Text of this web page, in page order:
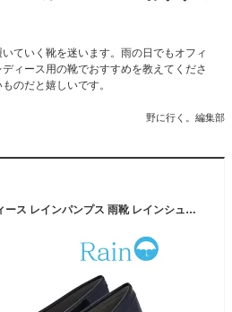
ていく靴を迷います。雨の日でもオフィ
ィース用の靴でおすすめを教えてくださ
のだと嬉しいです。
野に行く。編集部
【14%OFF】 パンプス レディース レインパンプス 雨靴 レインシューズ 晴雨兼用 ローファー RECONTI 22.5 23 23.5 24 24.5 雨の日 パンプス ウェッジソール オフィス 通勤 通学 学生 カジュアル エナメル